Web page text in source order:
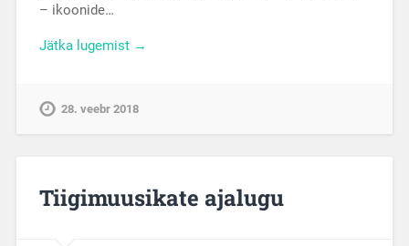
– ikoonide…
Jätka lugemist →
28. veebr 2018
Tiigimuusikate ajalugu